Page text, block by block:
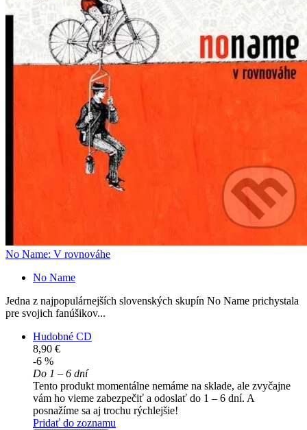
No Name: V rovnováhe
No Name
Jedna z najpopulárnejších slovenských skupín No Name prichystala
pre svojich fanúšikov...
Hudobné CD
8,90 €
-6 %
Do 1 – 6 dní
Tento produkt momentálne nemáme na sklade, ale zvyčajne
vám ho vieme zabezpečiť a odoslať do 1 – 6 dní. A
posnažíme sa aj trochu rýchlejšie!
Pridať do zoznamu